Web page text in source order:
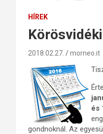
HÍREK
2018.02.27. morneo.it
és
gondnoknál. Az